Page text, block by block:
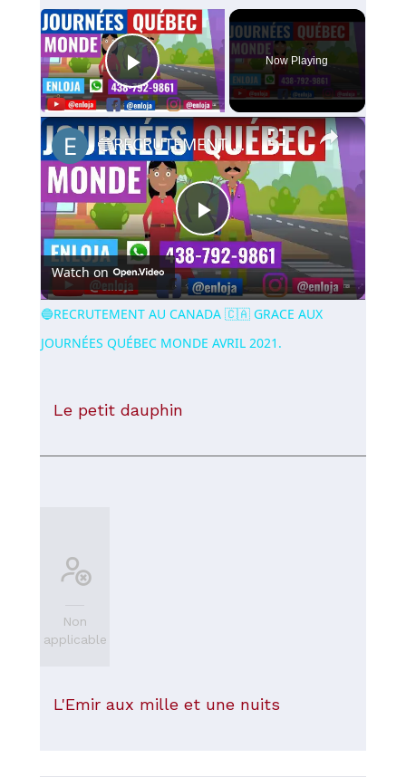
Play Video
Now Playing
×
Play
Video
🔵RECRUTEMENT AU CANADA 🇨🇦 GRACE AUX JOURNÉES QUÉBEC MONDE AVRIL 2021.
Watch on
🔵RECRUTEMENT AU CANADA 🇨🇦 GRACE AUX
JOURNÉES QUÉBEC MONDE AVRIL 2021.
Le petit dauphin
Non
applicable
L'Emir aux mille et une nuits